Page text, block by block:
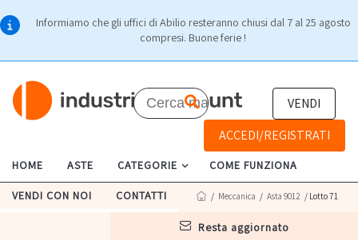
Informiamo che gli uffici di Abilio resteranno chiusi dal 7 al 25 agosto
compresi. Buone ferie !
VENDI
ACCEDI/REGISTRATI
HOME ASTE CATEGORIE COME FUNZIONA
VENDI CON NOI CONTATTI
resta aggiornato
/ Meccanica / Asta 9012 / Lotto 71